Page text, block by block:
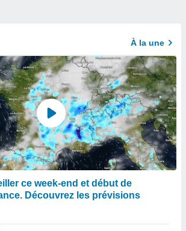
À la une
ce week-end et début de
Découvrez les prévisions